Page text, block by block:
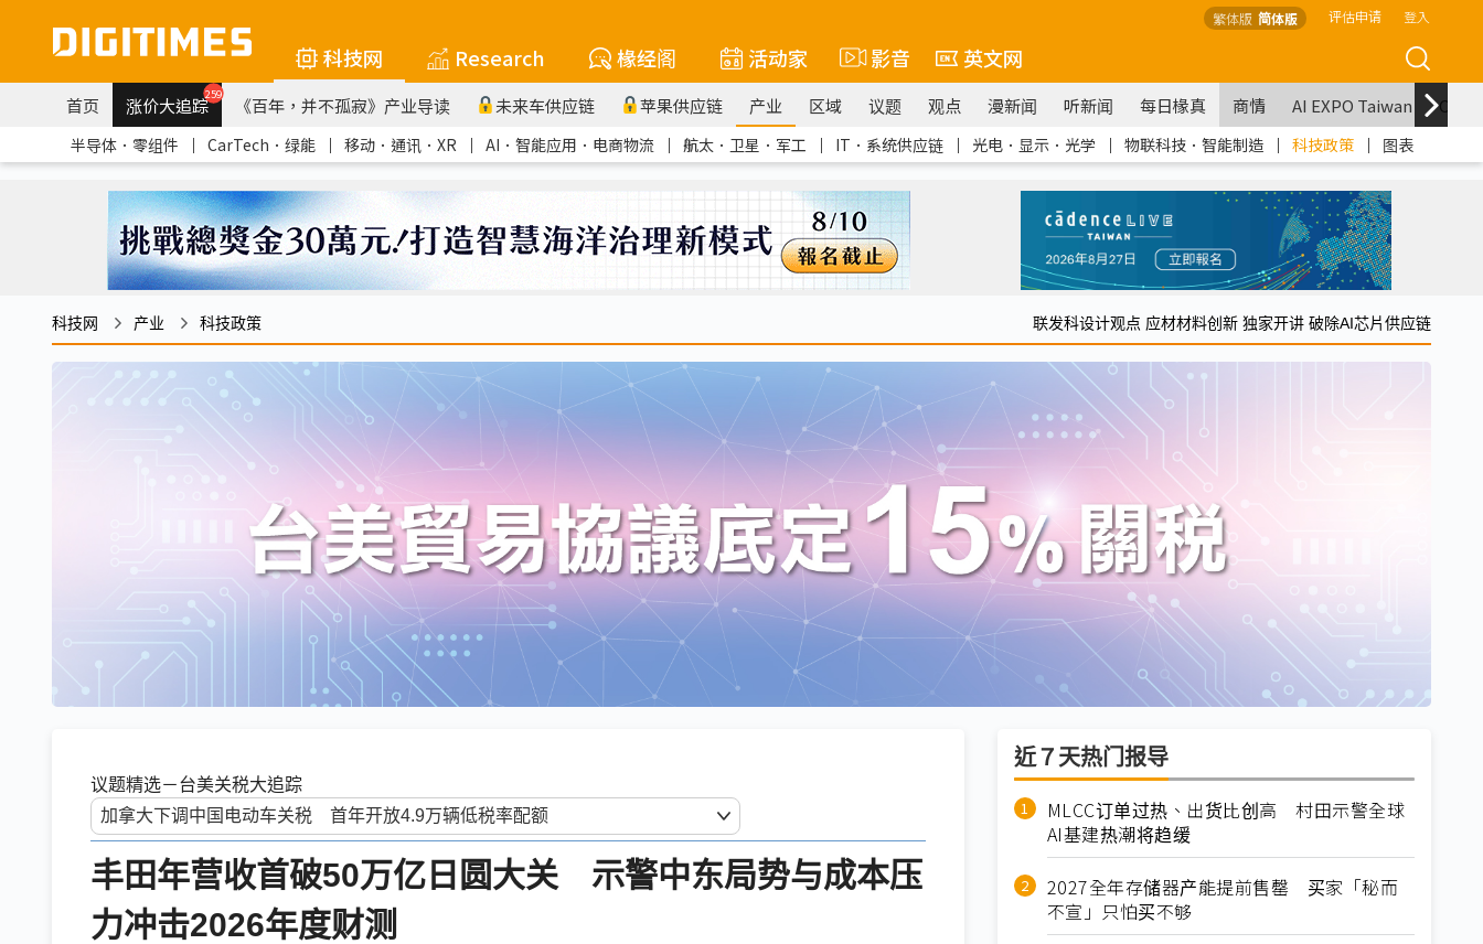
繁体版 简体版 评估申请 登入
科技网 Research 椽经阁 活动家 影音 英文网
首页 涨价大追踪259 《百年，并不孤寂》产业导读 未来车供应链 苹果供应链 产业 区域 议题 观点 漫新闻 听新闻 每日椽真 商情 AI EXPO Taiwan
半导体．零组件 ｜ CarTech．绿能 ｜ 移动．通讯．XR ｜ AI．智能应用．电商物流 ｜ 航太．卫星．军工 ｜ IT．系统供应链 ｜ 光电．显示．光学 ｜ 物联科技．智能制造 ｜ 科技政策 ｜ 图表
科技网 产业 科技政策 联发科设计观点 应材材料创新 独家开讲 破除AI芯片供应链
议题精选－台美关税大追踪
丰田年营收首破50万亿日圆大关 示警中东局势与成本压
力冲击2026年度财测
近７天热门报导
MLCC订单过热、出货比创高 村田示警全球
AI基建热潮将趋缓
2027全年存储器产能提前售罄 买家「秘而
不宣」只怕买不够